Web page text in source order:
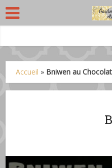
Accueil » Bniwen au